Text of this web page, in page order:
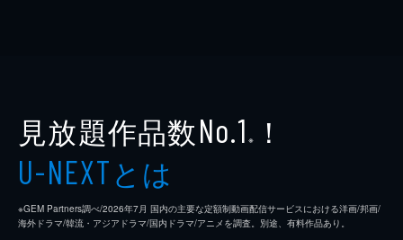
見放題作品数No.1 ※ ！
U-NEXTとは
※GEM Partners調べ/2026年7⽉ 国内の主要な定額制動画配信サービスにおける洋画/邦画/
海外ドラマ/韓流・アジアドラマ/国内ドラマ/アニメを調査。別途、有料作品あり。